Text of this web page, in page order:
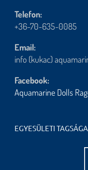
Telefon:
+36-70-635-0085
Email:
info (kukac)
Facebook:
Aquamarine Dolls
EGYESÜLETI